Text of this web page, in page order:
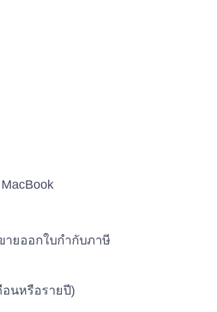
ายออกใบกำกับภาษี
นหรือรายปี)